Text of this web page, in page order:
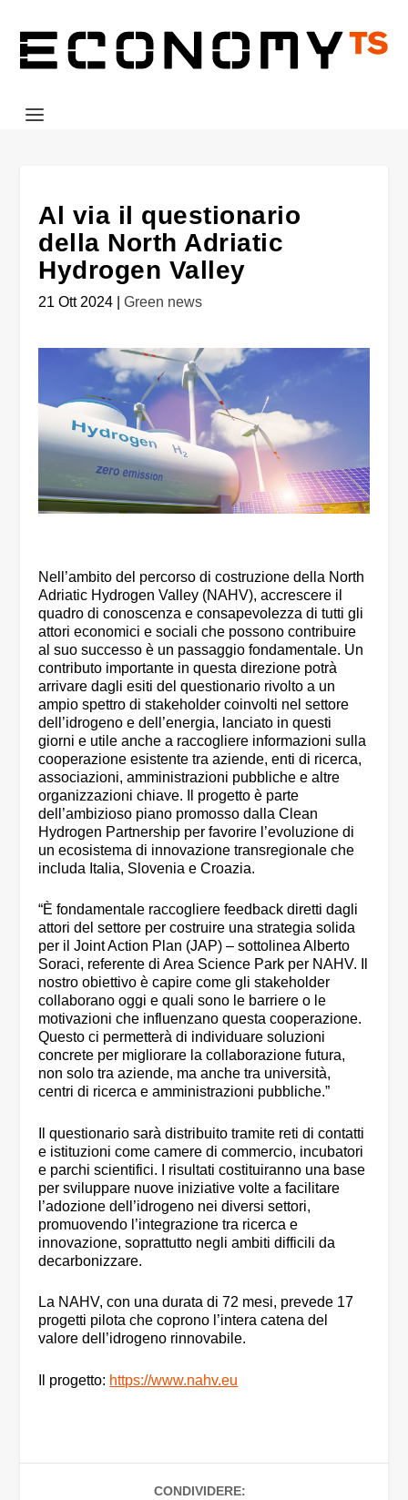
Al via il questionario
della North Adriatic
Hydrogen Valley
21 Ott 2024 |Green news
Nell’ambito del percorso di costruzione della North
Adriatic Hydrogen Valley (NAHV), accrescere il
quadro di conoscenza e consapevolezza di tutti gli
attori economici e sociali che possono contribuire
al suo successo è un passaggio fondamentale. Un
contributo importante in questa direzione potrà
arrivare dagli esiti del questionario rivolto a un
ampio spettro di stakeholder coinvolti nel settore
dell’idrogeno e dell’energia, lanciato in questi
giorni e utile anche a raccogliere informazioni sulla
cooperazione esistente tra aziende, enti di ricerca,
associazioni, amministrazioni pubbliche e altre
organizzazioni chiave. Il progetto è parte
dell’ambizioso piano promosso dalla Clean
Hydrogen Partnership per favorire l’evoluzione di
un ecosistema di innovazione transregionale che
includa Italia, Slovenia e Croazia.
“È fondamentale raccogliere feedback diretti dagli
attori del settore per costruire una strategia solida
per il Joint Action Plan (JAP) – sottolinea Alberto
Soraci, referente di Area Science Park per NAHV. Il
nostro obiettivo è capire come gli stakeholder
collaborano oggi e quali sono le barriere o le
motivazioni che influenzano questa cooperazione.
Questo ci permetterà di individuare soluzioni
concrete per migliorare la collaborazione futura,
non solo tra aziende, ma anche tra università,
centri di ricerca e amministrazioni pubbliche.”
Il questionario sarà distribuito tramite reti di contatti
e istituzioni come camere di commercio, incubatori
e parchi scientifici. I risultati costituiranno una base
per sviluppare nuove iniziative volte a facilitare
l’adozione dell’idrogeno nei diversi settori,
promuovendo l’integrazione tra ricerca e
innovazione, soprattutto negli ambiti difficili da
decarbonizzare.
La NAHV, con una durata di 72 mesi, prevede 17
progetti pilota che coprono l’intera catena del
valore dell’idrogeno rinnovabile.
Il progetto: https://www.nahv.eu
CONDIVIDERE: